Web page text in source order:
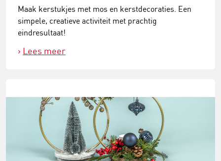
Maak kerstukjes met mos en kerstdecoraties. Een
simpele, creatieve activiteit met prachtig
eindresultaat!
Lees meer